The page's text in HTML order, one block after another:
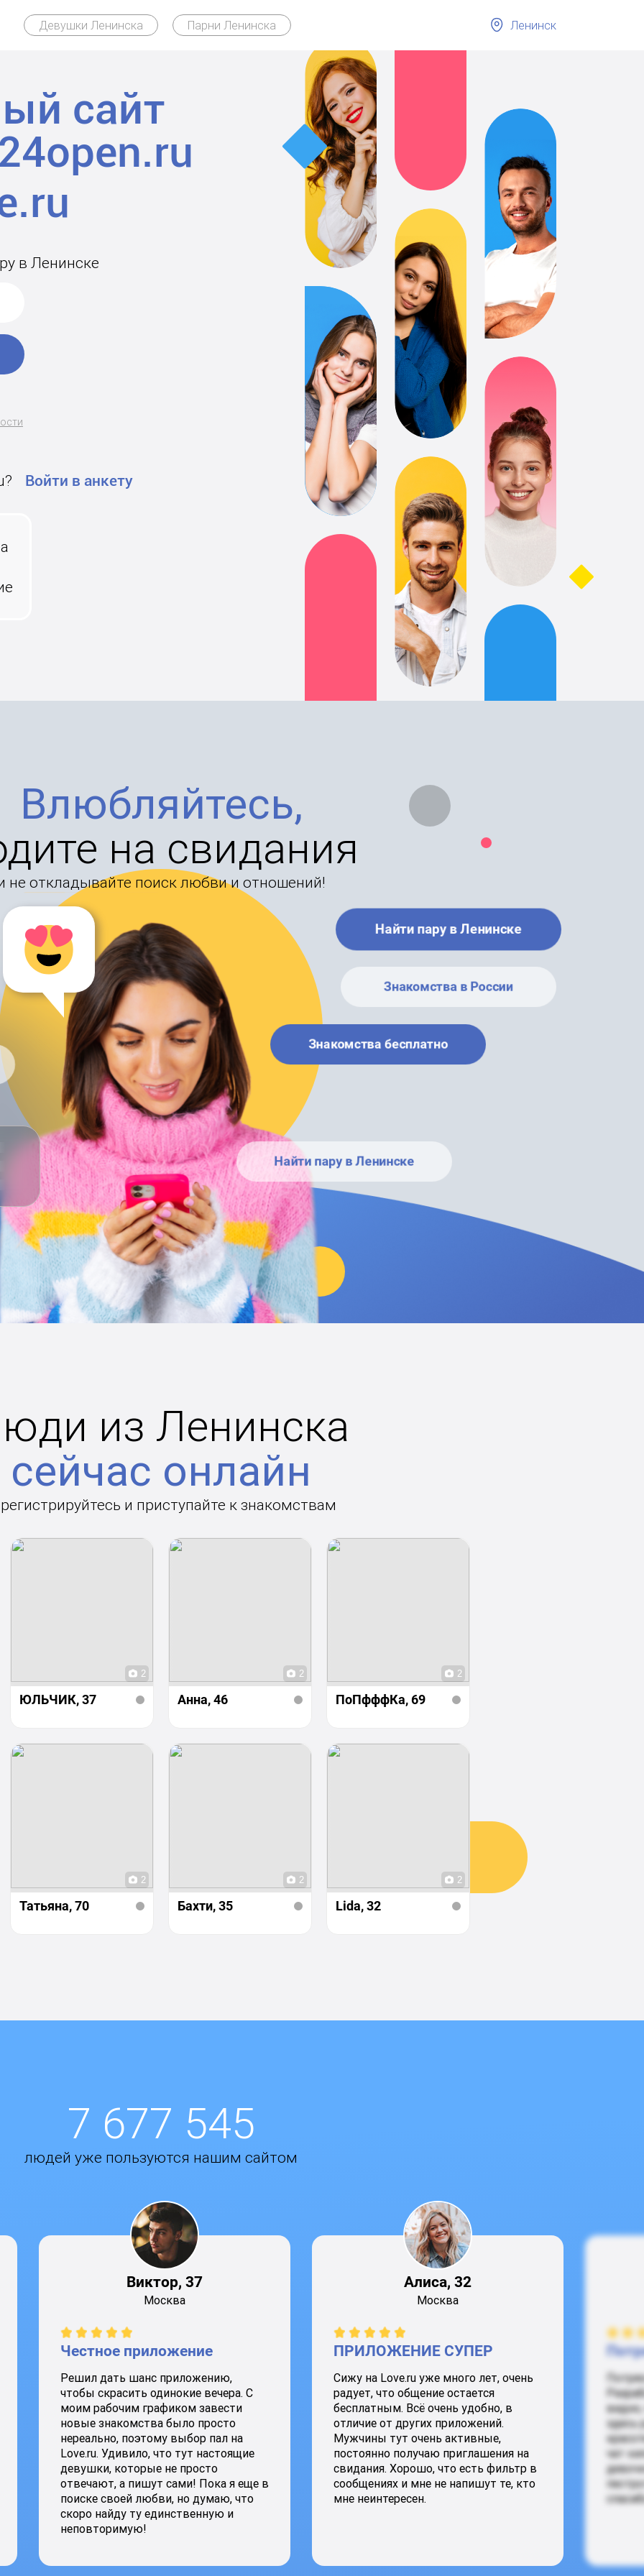
Девушки Ленинска Парни Ленинска Ленинск
сайт
в Ленинске
Войти в анкету
Влюбляйтесь,
на свидания
не откладывайте поиск любви и отношений!
Найти пару в Ленинске
Знакомства в России
Знакомства бесплатно
Найти пару в Ленинске
из Ленинска
сейчас онлайн
и приступайте к знакомствам
2
ЮЛЬЧИК, 37
2
Анна, 46
2
ПоПфффКа, 69
2
Татьяна, 70
2
Бахти, 35
2
Lida, 32
7 677 545
людей уже пользуются нашим сайтом
Виктор, 37
Москва
Честное приложение
Решил дать шанс приложению,
чтобы скрасить одинокие вечера. С
моим рабочим графиком завести
новые знакомства было просто
нереально, поэтому выбор пал на
Love.ru. Удивило, что тут настоящие
девушки, которые не просто
отвечают, а пишут сами! Пока я еще в
поиске своей любви, но думаю, что
скоро найду ту единственную и
неповторимую!
Алиса, 32
Москва
ПРИЛОЖЕНИЕ СУПЕР
Сижу на Love.ru уже много лет, очень
радует, что общение остается
бесплатным. Всё очень удобно, в
отличие от других приложений.
Мужчины тут очень активные,
постоянно получаю приглашения на
свидания. Хорошо, что есть фильтр в
сообщениях и мне не напишут те, кто
мне неинтересен.
здесь
чат